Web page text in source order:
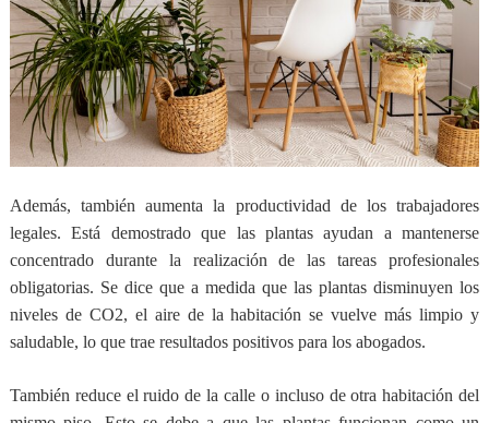
Además, también aumenta la productividad de los trabajadores
legales. Está demostrado que las plantas ayudan a mantenerse
concentrado durante la realización de las tareas profesionales
obligatorias. Se dice que a medida que las plantas disminuyen los
niveles de CO2, el aire de la habitación se vuelve más limpio y
saludable, lo que trae resultados positivos para los abogados.
También reduce el ruido de la calle o incluso de otra habitación del